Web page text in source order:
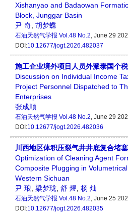
Xishanyao and Badaowan
Block, Junggar Basin
尹 奇 胡梦蝶
石油天然气学报 Vol.48 No.2, June 29
DOI:10.12677/jogt.2026.482037
施工企业境外项目人员外派泰国个
Discussion on Individual Income
Project Personnel Dispatched to
Enterprises
张成顺
石油天然气学报 Vol.48 No.2, June 29
DOI:10.12677/jogt.2026.482036
川西地区体积压裂气井井底复合堵
Optimization of Cleaning Agent
Composite Plugging in
Western Sichuan
尹 琅 梁梦珑 舒 煜 杨 灿
石油天然气学报 Vol.48 No.2, June 25
DOI:10.12677/jogt.2026.482035